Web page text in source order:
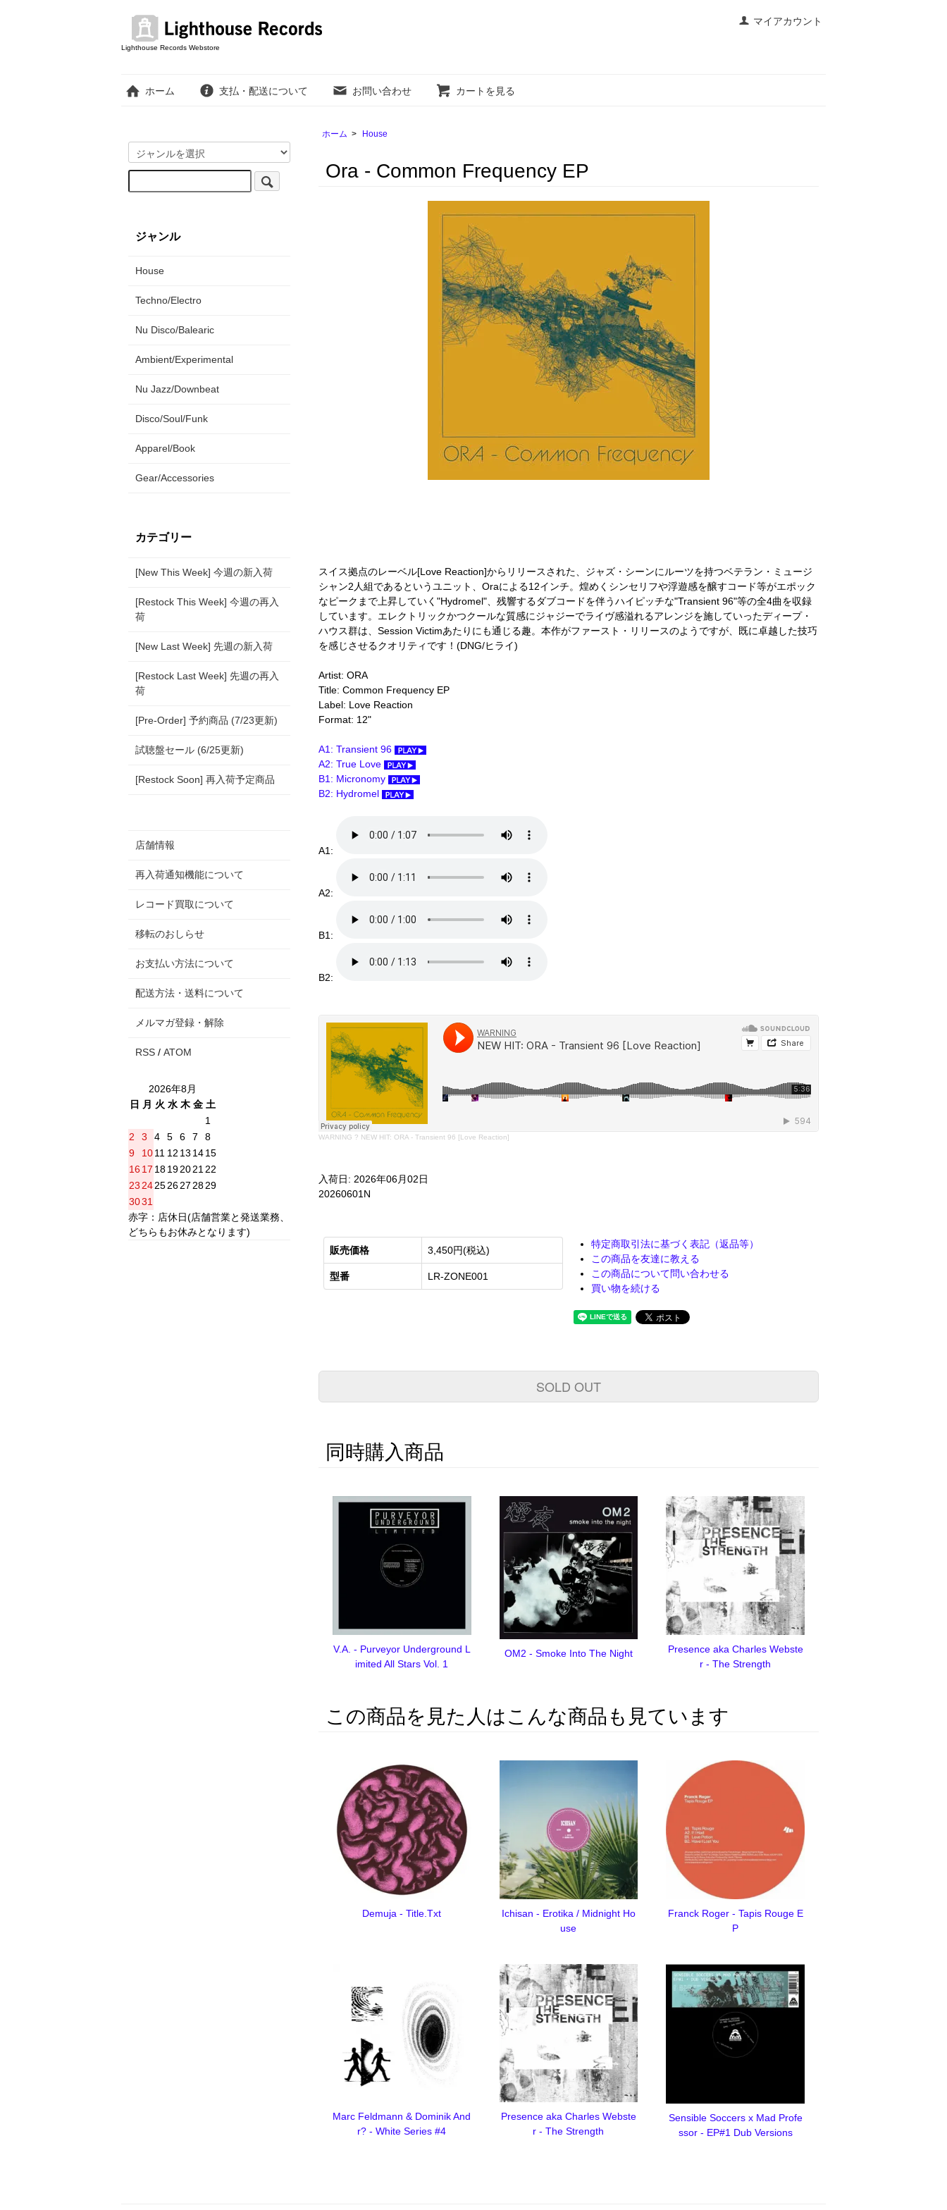
マイアカウント
Lighthouse Records Webstore
ホーム 支払・配送について お問い合わせ カートを見る
ホーム > House
Ora - Common Frequency EP
スイス拠点のレーベル[Love Reaction]からリリースされた、ジャズ・シーンにルーツを持つベテラン・ミュージ
シャン2人組であるというユニット、Oraによる12インチ。煌めくシンセリフや浮遊感を醸すコード等がエポック
なピークまで上昇していく"Hydromel"、残響するダブコードを伴うハイピッチな"Transient 96"等の全4曲を収録
しています。エレクトリックかつクールな質感にジャジーでライヴ感溢れるアレンジを施していったディープ・
ハウス群は、Session Victimあたりにも通じる趣。本作がファースト・リリースのようですが、既に卓越した技巧
を感じさせるクオリティです！(DNG/ヒライ)
Artist: ORA
Title: Common Frequency EP
Label: Love Reaction
Format: 12"
A1: Transient 96
A2: True Love
B1: Micronomy
B2: Hydromel
A1:
A2:
B1:
B2:
WARNING ? NEW HIT: ORA - Transient 96 [Love Reaction]
入荷日: 2026年06月02日
20260601N
販売価格 3,450円(税込)
型番 LR-ZONE001
特定商取引法に基づく表記（返品等）
この商品を友達に教える
この商品について問い合わせる
買い物を続ける
SOLD OUT
同時購入商品
V.A. - Purveyor Underground L
imited All Stars Vol. 1
OM2 - Smoke Into The Night
Presence aka Charles Webste
r - The Strength
この商品を見た人はこんな商品も見ています
Demuja - Title.Txt
Ichisan - Erotika / Midnight Ho
use
Franck Roger - Tapis Rouge E
P
Marc Feldmann & Dominik And
r? - White Series #4
Presence aka Charles Webste
r - The Strength
Sensible Soccers x Mad Profe
ssor - EP#1 Dub Versions
ジャンル
House
Techno/Electro
Nu Disco/Balearic
Ambient/Experimental
Nu Jazz/Downbeat
Disco/Soul/Funk
Apparel/Book
Gear/Accessories
カテゴリー
[New This Week] 今週の新入荷
[Restock This Week] 今週の再入
荷
[New Last Week] 先週の新入荷
[Restock Last Week] 先週の再入
荷
[Pre-Order] 予約商品 (7/23更新)
試聴盤セール (6/25更新)
[Restock Soon] 再入荷予定商品
店舗情報
再入荷通知機能について
レコード買取について
移転のおしらせ
お支払い方法について
配送方法・送料について
メルマガ登録・解除
RSS / ATOM
2026年8月
日
月 火 水 木 金 土
1
2
3 4 5 6 7
8
9
1011 12 13 1415
16 17 18192021 22
23 24252627 2829
3031
赤字：店休日(店舗営業と発送業務、
どちらもお休みとなります)